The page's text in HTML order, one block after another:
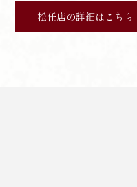
松任店の詳細はこちら